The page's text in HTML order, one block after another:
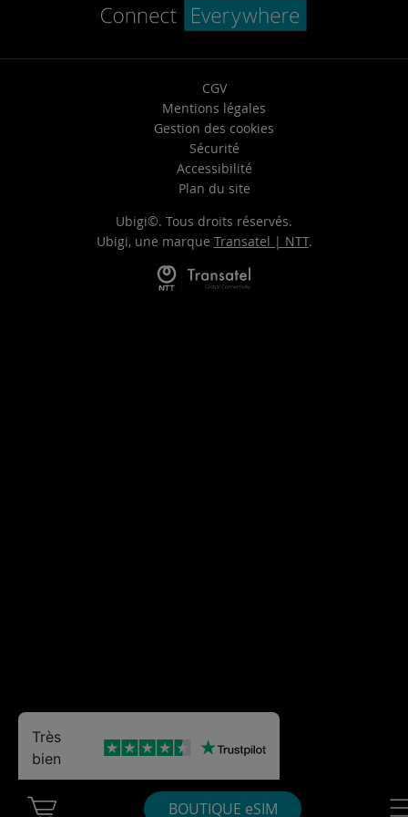
BOUTIQUE eSIM
CGV
Mentions légales
Gestion des cookies
Sécurité
Accessibilité
Plan du site
Ubigi©. Tous droits réservés.
Ubigi, une marque Transatel | NTT.
Très
bien